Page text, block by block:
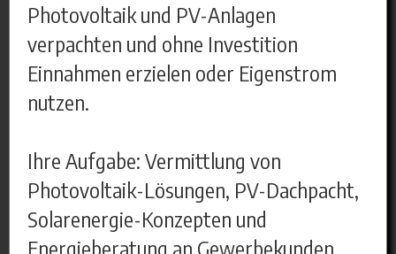
Photovoltaik und PV-Anlagen
verpachten und ohne Investition
Einnahmen erzielen oder Eigenstrom
nutzen.
Ihre Aufgabe: Vermittlung von
Photovoltaik-Lösungen, PV-Dachpacht,
Solarenergie-Konzepten und
Energieberatung an Gewerbekunden